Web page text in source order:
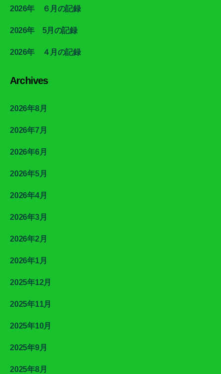
2026年 ６月の記録
2026年 5月の記録
2026年 ４月の記録
Archives
2026年8月
2026年7月
2026年6月
2026年5月
2026年4月
2026年3月
2026年2月
2026年1月
2025年12月
2025年11月
2025年10月
2025年9月
2025年8月